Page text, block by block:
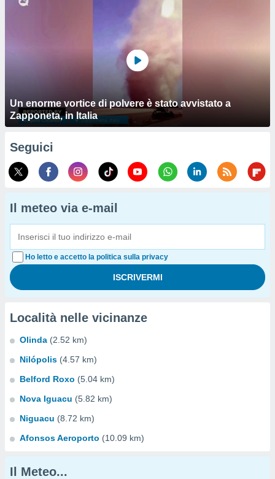
Un enorme vortice di polvere è stato avvistato a
Zapponeta, in Italia
Seguici
Il meteo via e-mail
Ho letto e accetto la politica sulla privacy
Località nelle vicinanze
Olinda (2.52 km)
Nilópolis (4.57 km)
Belford Roxo (5.04 km)
Nova Iguacu (5.82 km)
Niguacu (8.72 km)
Afonsos Aeroporto (10.09 km)
Il Meteo...